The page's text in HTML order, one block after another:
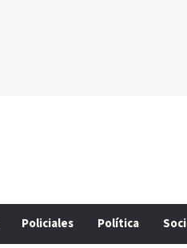
Policiales Política